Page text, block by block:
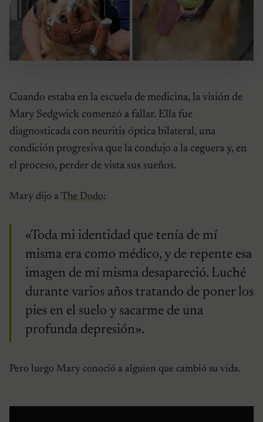
Cuando estaba en la escuela de medicina, la visión de
Mary Sedgwick comenzó a fallar. Ella fue
diagnosticada con neuritis óptica bilateral, una
condición progresiva que la condujo a la ceguera y, en
el proceso, perder de vista sus sueños.
Mary dijo a The Dodo:
«Toda mi identidad que tenía de mí
misma era como médico, y de repente esa
imagen de mí misma desapareció. Luché
durante varios años tratando de poner los
pies en el suelo y sacarme de una
profunda depresión».
Pero luego Mary conoció a alguien que cambió su vida.